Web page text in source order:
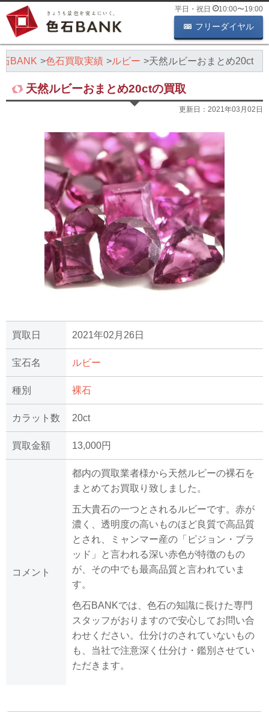
平日・祝日 10:00〜19:00
フリーダイヤル
BANK 色石買取実績 ルビー 天然ルビーおまとめ20ct
天然ルビーおまとめ20ctの買取
更新日： 2021年03月02日
買取日 2021年02月26日
宝石名 ルビー
種別 裸石
カラット数 20ct
買取金額 13,000円
コメント
都内の買取業者様から天然ルビーの裸石を
まとめてお買取り致しました。
五大貴石の一つとされるルビーです。赤が
濃く、透明度の高いものほど良質で高品質
とされ、ミャンマー産の「ピジョン・ブラ
ッド」と言われる深い赤色が特徴のもの
が、その中でも最高品質と言われていま
す。
色石BANKでは、色石の知識に長けた専門
スタッフがおりますので安心してお問い合
わせください。仕分けのされていないもの
も、当社で注意深く仕分け・鑑別させてい
ただきます。